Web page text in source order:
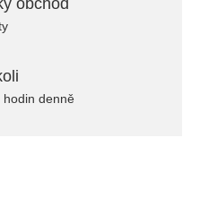
obchod
hodin denně